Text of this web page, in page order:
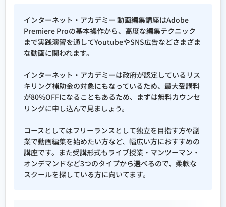
インターネット・アカデミー 動画編集講座はAdobe
Premiere Proの基本操作から、高度な編集テクニック
まで実践演習を通してYoutubeやSNS広告などさまざま
な動画に関われます。
インターネット・アカデミーは政府が認定しているリス
キリング補助金の対象にもなっているため、最大受講料
が80%OFFになることもあるため、まずは無料カウンセ
リングに申し込んで見ましょう。
コースとしてはフリーランスとして独立を目指す方や副
業で動画編集を始めたい方など、幅広い方におすすめの
講座です。また受講形式もライブ授業・マンツーマン・
オンデマンドなど3つのタイプから選べるので、柔軟な
スクールを探している方に向いてます。